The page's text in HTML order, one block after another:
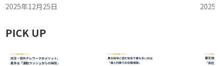
2025年12月25日 2025
PICK UP